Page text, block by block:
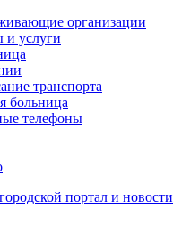
организации
и услуги
транспорта
больница
телефоны